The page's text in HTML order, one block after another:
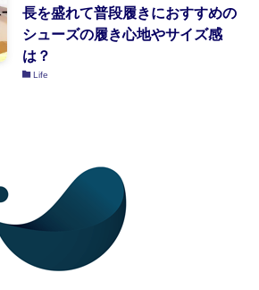
長を盛れて普段履きにおすすめの
シューズの履き心地やサイズ感
は？
Life